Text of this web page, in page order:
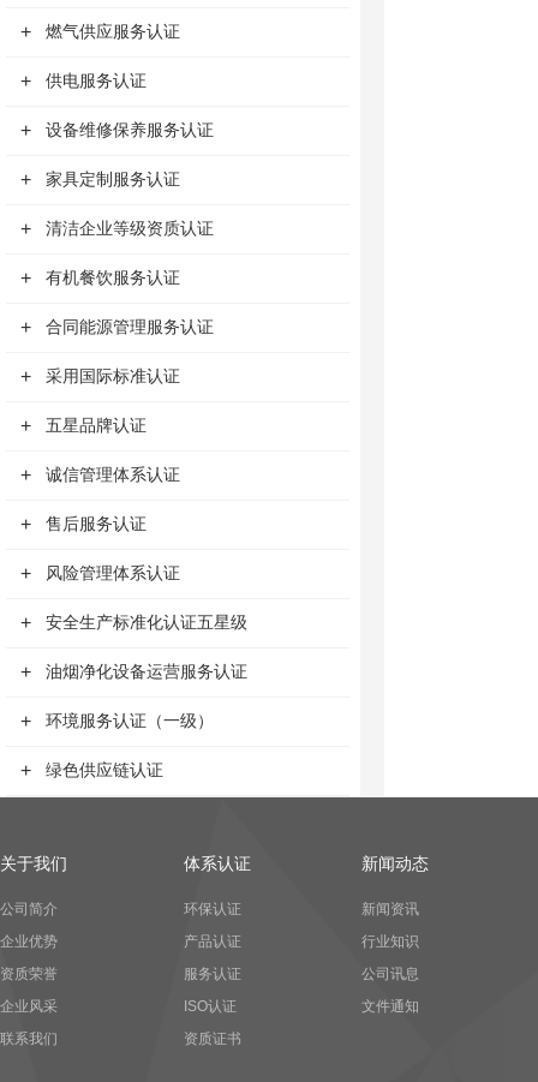
+ 燃气供应服务认证
+ 供电服务认证
+ 设备维修保养服务认证
+ 家具定制服务认证
+ 清洁企业等级资质认证
+ 有机餐饮服务认证
+ 合同能源管理服务认证
+ 采用国际标准认证
+ 五星品牌认证
+ 诚信管理体系认证
+ 售后服务认证
+ 风险管理体系认证
+ 安全生产标准化认证五星级
+ 油烟净化设备运营服务认证
+ 环境服务认证（一级）
+ 绿色供应链认证
关于我们
公司简介
企业优势
资质荣誉
企业风采
联系我们
体系认证
环保认证
产品认证
服务认证
ISO认证
资质证书
新闻动态
新闻资讯
行业知识
公司讯息
文件通知